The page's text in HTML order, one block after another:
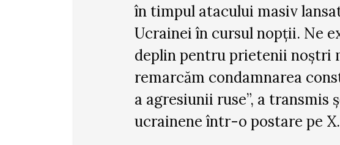
în timpul atacului masiv
Ucrainei în cursul nopții. Ne
deplin pentru prietenii noștri
remarcăm condamnarea
a agresiunii ruse”, a transmis
ucrainene într-o postare pe X.